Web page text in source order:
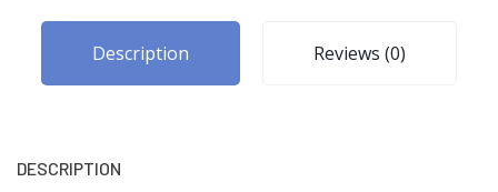
Description Reviews (0)
DESCRIPTION